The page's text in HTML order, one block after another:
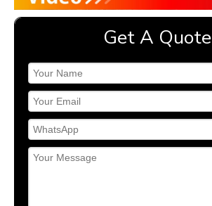
Get A Quote